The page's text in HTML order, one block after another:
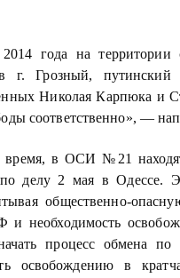
года на территории
г. Грозный, путинский
Николая Карпюка и
соответственно», —
в ОСИ №21
делу 2 мая в Одессе.
общественно-
и необходимость
процесс обмена
освобождению в